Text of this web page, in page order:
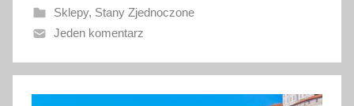
a
n
4
s
Sklepy, Stany Zjednoczone
Jeden komentarz